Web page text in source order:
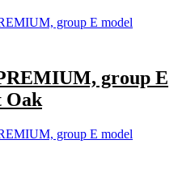
group E
Oak